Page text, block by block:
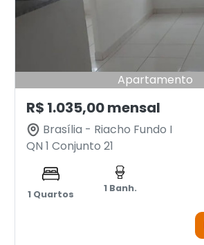
Apartamento
R$ 1.035,00 mensal
Brasília - Riacho Fundo I
QN 1 Conjunto 21
1 Quartos
1 Banh.